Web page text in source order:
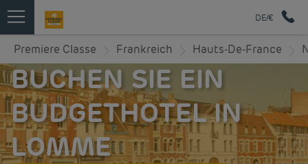
DE/€
Premiere Classe Frankreich Hauts-De-France
BUCHEN SIE EIN
BUDGETHOTEL IN
LOMME